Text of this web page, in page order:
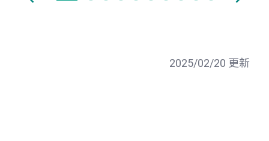
2025/02/20 更新